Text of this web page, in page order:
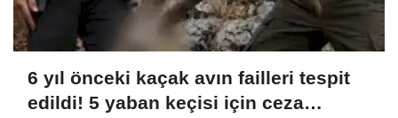
6 yıl önceki kaçak avın failleri tespit
edildi! 5 yaban keçisi için ceza